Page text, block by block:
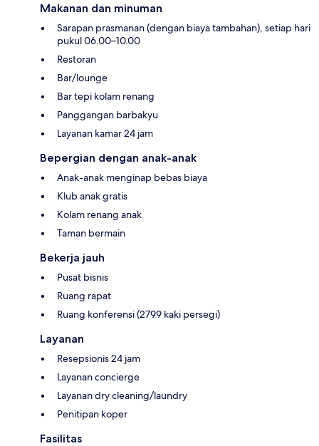
Makanan dan minuman
Sarapan prasmanan (dengan biaya tambahan), setiap hari
pukul 06.00–10.00
Restoran
Bar/lounge
Bar tepi kolam renang
Panggangan barbakyu
Layanan kamar 24 jam
Bepergian dengan anak-anak
Anak-anak menginap bebas biaya
Klub anak gratis
Kolam renang anak
Taman bermain
Bekerja jauh
Pusat bisnis
Ruang rapat
Ruang konferensi (2799 kaki persegi)
Layanan
Resepsionis 24 jam
Layanan concierge
Layanan dry cleaning/laundry
Penitipan koper
Fasilitas